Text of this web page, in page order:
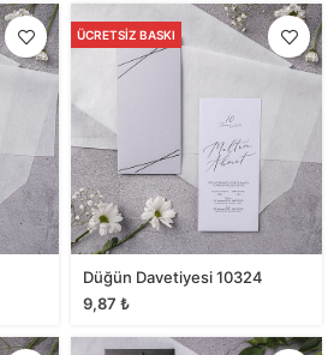
ÜCRETSIZ BASKI
Düğün Davetiyesi 10324
9,87 ₺